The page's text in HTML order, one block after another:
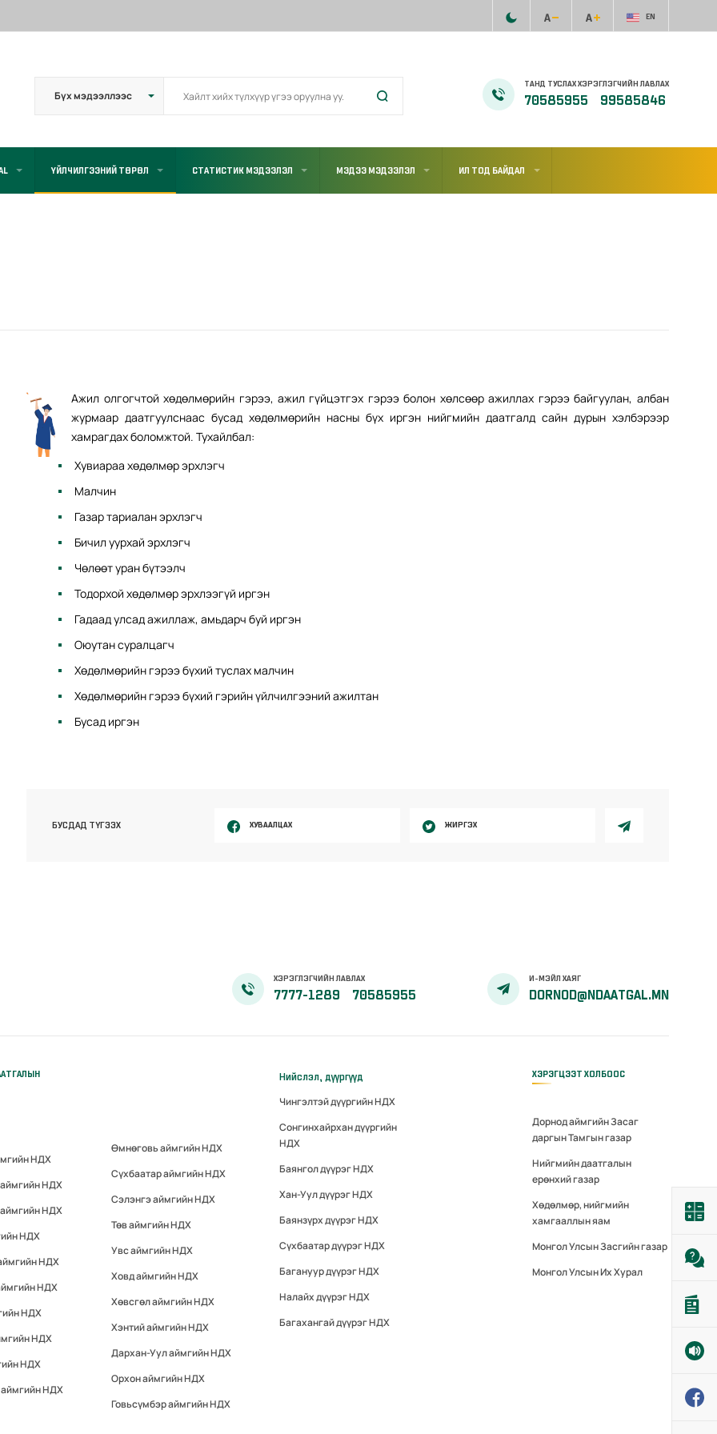
EN
ТАНД ТУСЛАХ ХЭРЭГЛЭГЧИЙН ЛАВЛАХ
70585955 99585846
ҮЙЛЧИЛГЭЭНИЙ ТӨРӨЛ СТАТИСТИК МЭДЭЭЛЭЛ МЭДЭЭ МЭДЭЭЛЭЛ ИЛ ТОД БАЙДАЛ
Ажил олгогчтой хөдөлмөрийн гэрээ, ажил гүйцэтгэх гэрээ болон хөлсөөр ажиллах гэрээ байгуулан, албан
журмаар даатгуулснаас бусад хөдөлмөрийн насны бүх иргэн нийгмийн даатгалд сайн дурын хэлбэрээр
хамрагдах боломжтой. Тухайлбал:
Хувиараа хөдөлмөр эрхлэгч
Малчин
Газар тариалан эрхлэгч
Бичил уурхай эрхлэгч
Чөлөөт уран бүтээлч
Тодорхой хөдөлмөр эрхлээгүй иргэн
Гадаад улсад ажиллаж, амьдарч буй иргэн
Оюутан суралцагч
Хөдөлмөрийн гэрээ бүхий туслах малчин
Хөдөлмөрийн гэрээ бүхий гэрийн үйлчилгээний ажилтан
Бусад иргэн
БУСДАД ТҮГЭЭХ ХУВААЛЦАХ ЖИРГЭХ
ХЭРЭГЛЭГЧИЙН ЛАВЛАХ
7777-1289 70585955
И-МЭЙЛ ХАЯГ
DORNOD@NDAATGAL.MN
НДХ
НДХ
НДХ
НДХ
НДХ
НДХ
НДХ
НДХ
НДХ
НДХ
Өмнөговь аймгийн НДХ
Сүхбаатар аймгийн НДХ
Сэлэнгэ аймгийн НДХ
Төв аймгийн НДХ
Увс аймгийн НДХ
Ховд аймгийн НДХ
Хөвсгөл аймгийн НДХ
Хэнтий аймгийн НДХ
Дархан-Уул аймгийн НДХ
Орхон аймгийн НДХ
Говьсүмбэр аймгийн НДХ
Нийслэл, дүүргүүд
Чингэлтэй дүүргийн НДХ
Сонгинхайрхан дүүргийн
НДХ
Баянгол дүүрэг НДХ
Хан-Уул дүүрэг НДХ
Баянзүрх дүүрэг НДХ
Сүхбаатар дүүрэг НДХ
Багануур дүүрэг НДХ
Налайх дүүрэг НДХ
Багахангай дүүрэг НДХ
ХЭРЭГЦЭЭТ ХОЛБООС
Дорнод аймгийн Засаг
даргын Тамгын газар
Нийгмийн даатгалын
ерөнхий газар
Хөдөлмөр, нийгмийн
хамгааллын яам
Монгол Улсын Засгийн газар
Монгол Улсын Их Хурал